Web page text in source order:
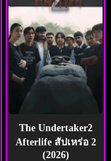
The Undertaker2
Afterlife สัปเหร่อ 2
(2026)